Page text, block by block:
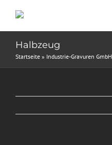
Halbzeug
Startseite » Industrie-Gravuren GmbH